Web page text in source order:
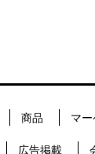
商品 マ
広告掲載